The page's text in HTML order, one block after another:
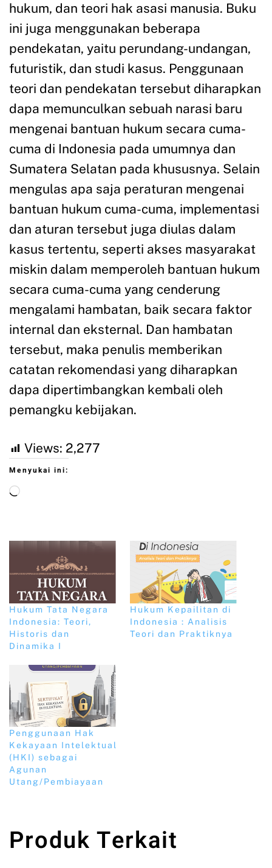
hukum, dan teori hak asasi manusia. Buku
ini juga menggunakan beberapa
pendekatan, yaitu perundang-undangan,
futuristik, dan studi kasus. Penggunaan
teori dan pendekatan tersebut diharapkan
dapa memunculkan sebuah narasi baru
mengenai bantuan hukum secara cuma-
cuma di Indonesia pada umumnya dan
Sumatera Selatan pada khususnya. Selain
mengulas apa saja peraturan mengenai
bantuan hukum cuma-cuma, implementasi
dan aturan tersebut juga diulas dalam
kasus tertentu, seperti akses masyarakat
miskin dalam memperoleh bantuan hukum
secara cuma-cuma yang cenderung
mengalami hambatan, baik secara faktor
internal dan eksternal. Dan hambatan
tersebut, maka penulis memberikan
catatan rekomendasi yang diharapkan
dapa dipertimbangkan kembali oleh
pemangku kebijakan.
Views: 2,277
Menyukai ini:
Hukum Tata Negara
Indonesia: Teori,
Historis dan
Dinamika I
Hukum Kepailitan di
Indonesia : Analisis
Teori dan Praktiknya
Penggunaan Hak
Kekayaan Intelektual
(HKI) sebagai
Agunan
Utang/Pembiayaan
Produk Terkait